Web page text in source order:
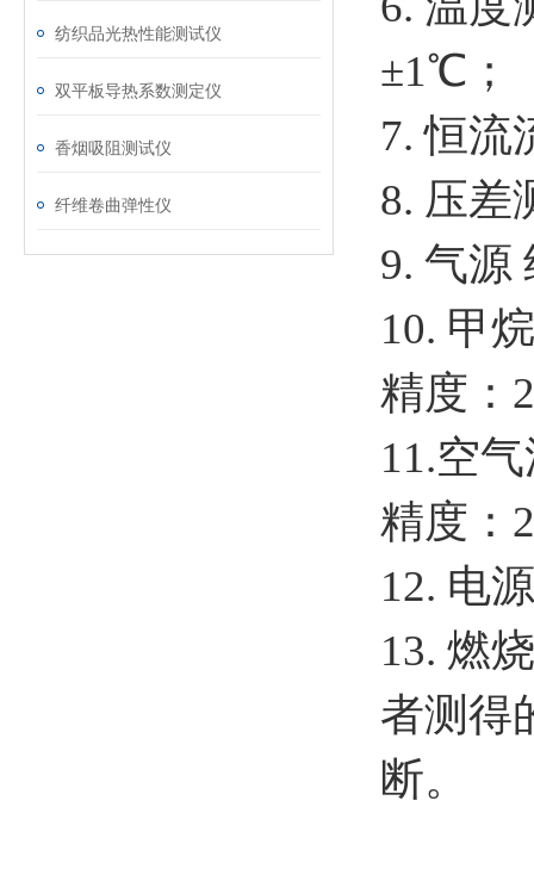
纺织品光热性能测试仪
双平板导热系数测定仪
香烟吸阻测试仪
纤维卷曲弹性仪
±1℃；
7. 恒流
8. 压差
9. 气源
10. 甲
精度：
11.空
精度：
12. 电
13. 燃
者测得
断。